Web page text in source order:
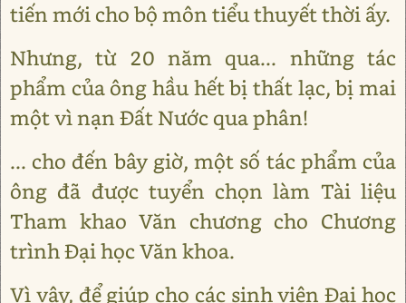
tiến mới cho bộ môn tiểu thuyết thời ấy.
Nhưng, từ 20 năm qua... những tác
phẩm của ông hầu hết bị thất lạc, bị mai
một vì nạn Đất Nước qua phân!
... cho đến bây giờ, một số tác phẩm của
ông đã được tuyển chọn làm Tài liệu
Tham khao Văn chương cho Chương
trình Đại học Văn khoa.
Vì vậy, để giúp cho các sinh viên Đại học